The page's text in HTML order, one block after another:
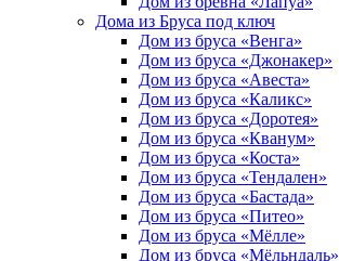
Дома из Бруса под ключ
Дом из бруса «Венга»
Дом из бруса «Джонакер»
Дом из бруса «Авеста»
Дом из бруса «Каликс»
Дом из бруса «Доротея»
Дом из бруса «Кванум»
Дом из бруса «Коста»
Дом из бруса «Тендален»
Дом из бруса «Бастада»
Дом из бруса «Питео»
Дом из бруса «Мёлле»
Дом из бруса «Мёльндаль»